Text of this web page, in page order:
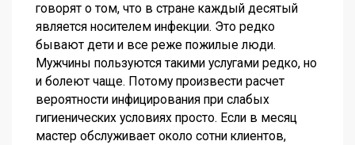
говорят о том, что в стране каждый десятый
является носителем инфекции. Это редко
бывают дети и все реже пожилые люди.
Мужчины пользуются такими услугами редко, но
и болеют чаще. Потому произвести расчет
вероятности инфицирования при слабых
гигиенических условиях просто. Если в месяц
мастер обслуживает около сотни клиентов,